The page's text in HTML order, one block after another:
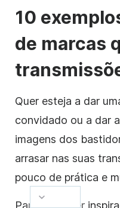
10
de marcas
Quer esteja a dar
convidado ou a dar
imagens dos
arrasar nas suas
pouco de prática e
Para o manter